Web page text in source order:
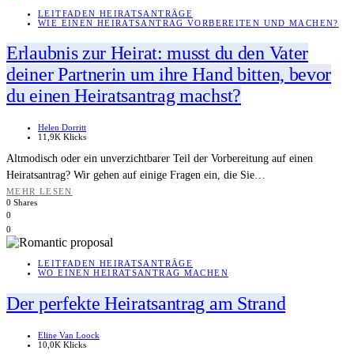
LEITFADEN HEIRATSANTRÄGE
WIE EINEN HEIRATSANTRAG VORBEREITEN UND MACHEN?
Erlaubnis zur Heirat: musst du den Vater
deiner Partnerin um ihre Hand bitten, bevor
du einen Heiratsantrag machst?
Helen Dorritt
11,9K Klicks
Altmodisch oder ein unverzichtbarer Teil der Vorbereitung auf einen
Heiratsantrag? Wir gehen auf einige Fragen ein, die Sie…
MEHR LESEN
0 Shares
0
0
LEITFADEN HEIRATSANTRÄGE
WO EINEN HEIRATSANTRAG MACHEN
Der perfekte Heiratsantrag am Strand
Eline Van Loock
10,0K Klicks